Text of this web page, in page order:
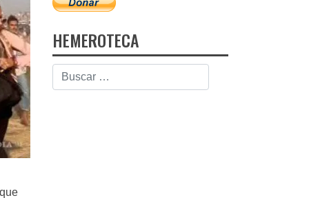
HEMEROTECA